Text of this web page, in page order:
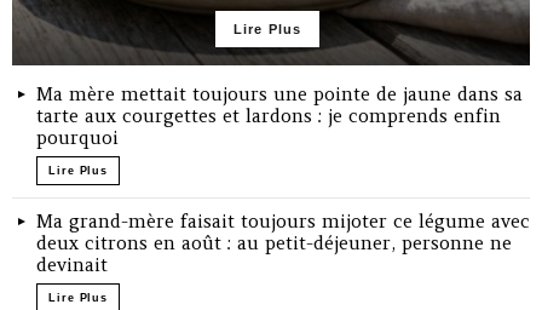
Lire Plus
Ma mère mettait toujours une pointe de jaune dans sa
tarte aux courgettes et lardons : je comprends enfin
pourquoi
Lire Plus
Ma grand-mère faisait toujours mijoter ce légume avec
deux citrons en août : au petit-déjeuner, personne ne
devinait
Lire Plus